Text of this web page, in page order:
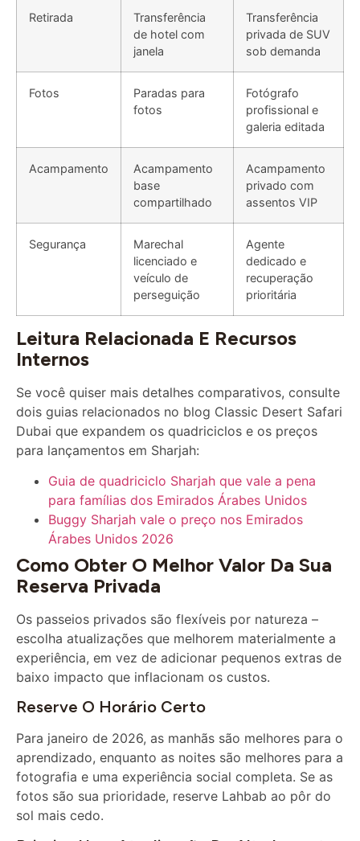
de hotel com
janela
privada de SUV
sob demanda
Fotos
Paradas para
fotos
Fotógrafo
profissional e
galeria editada
Acampamento
Acampamento
base
compartilhado
Acampamento
privado com
assentos VIP
Segurança
Marechal
licenciado e
veículo de
perseguição
Agente
dedicado e
recuperação
prioritária
Leitura Relacionada E Recursos
Internos
dois guias relacionados no blog Classic Desert Safari
Dubai que expandem os quadriciclos e os preços
para lançamentos em Sharjah:
Guia de quadriciclo Sharjah que vale a pena
para famílias dos Emirados Árabes Unidos
Buggy Sharjah vale o preço nos Emirados
Árabes Unidos 2026
Como Obter O Melhor Valor Da Sua
Reserva Privada
escolha atualizações que melhorem materialmente a
experiência, em vez de adicionar pequenos extras de
baixo impacto que inflacionam os custos.
Reserve O Horário Certo
aprendizado, enquanto as noites são melhores para a
fotografia e uma experiência social completa. Se as
fotos são sua prioridade, reserve Lahbab ao pôr do
sol mais cedo.
Priorize Uma Atualização De Alto Impacto